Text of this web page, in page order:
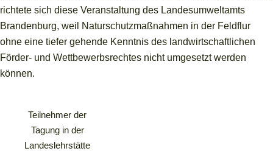
richtete sich diese Veranstaltung des Landesumweltamts
Brandenburg, weil Naturschutzmaßnahmen in der Feldflur
ohne eine tiefer gehende Kenntnis des landwirtschaftlichen
Förder- und Wettbewerbsrechtes nicht umgesetzt werden
können.
Teilnehmer der
Tagung in der
Landeslehrstätte